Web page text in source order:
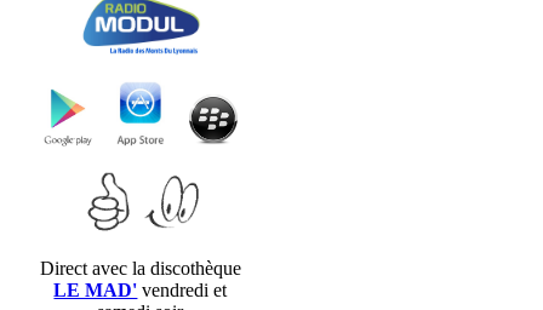
Direct avec la discothèque
LE MAD' vendredi et